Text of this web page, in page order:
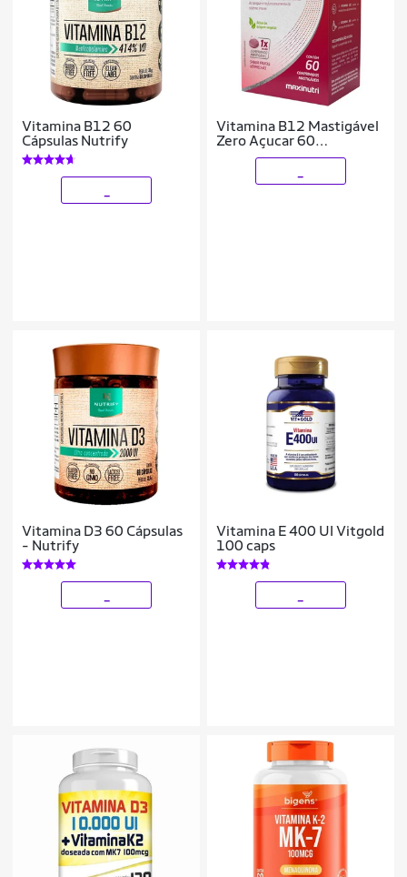
Vitamina B12 60
Cápsulas Nutrify
Vitamina B12 Mastigável
Zero Açucar 60
Comprimidos Maxinutri
Vitamina D3 60 Cápsulas
- Nutrify
Vitamina E 400 UI Vitgold
100 caps